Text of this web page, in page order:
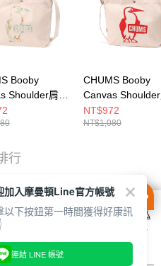
Booby
Shoulder肩背
CHUMS Booby
Canvas
包
NT$972
NT$1,080
行
用 cookie 方式之詳情，及若您不希
的 cookie 設定，請參閱本網站「
隱私
網站即表示您同意本公司得按本網站使
加入摩曼頓Line官方帳號
以下按鈕第一時間獲得好康訊
連結 LINE 帳號